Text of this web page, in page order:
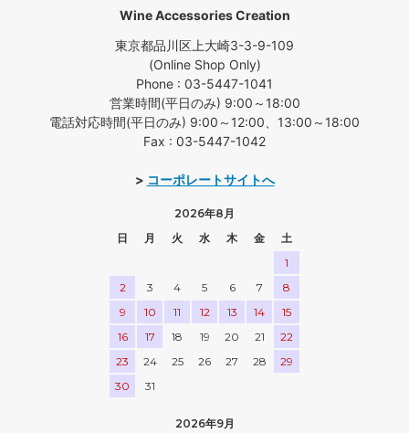
Wine Accessories Creation
東京都品川区上大崎3-3-9-109
(Online Shop Only)
Phone : 03-5447-1041
営業時間(平日のみ) 9:00～18:00
電話対応時間(平日のみ) 9:00～12:00、13:00～18:00
Fax : 03-5447-1042
> コーポレートサイトへ
2026年8月
日
月 火 水 木 金
土
1
2
3 4 5 6 7
8
9
10 11 12 13 14
15
16
17 18 19 20 21
22
23
24 25 26 27 28
29
30
31
2026年9月